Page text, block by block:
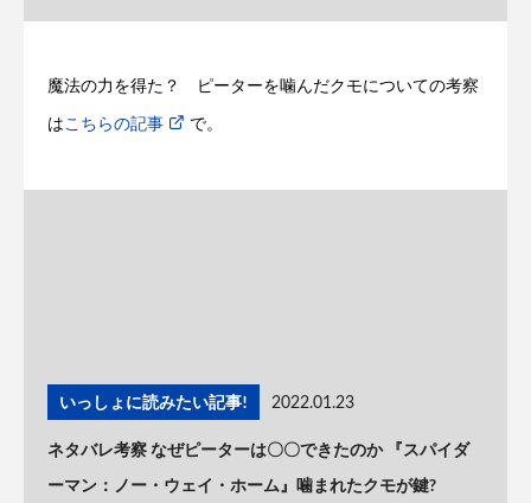
魔法の力を得た？ ピーターを噛んだクモについての考察
はこちらの記事 で。
いっしょに読みたい記事! 2022.01.23
ネタバレ考察 なぜピーターは〇〇できたのか 『スパイダ
ーマン：ノー・ウェイ・ホーム』噛まれたクモが鍵?